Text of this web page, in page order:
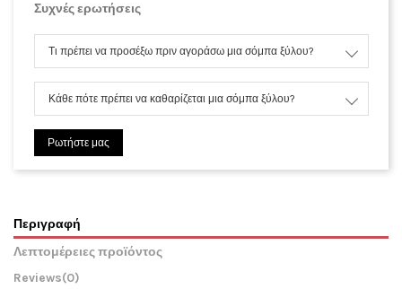
Συχνές ερωτήσεις
Τι πρέπει να προσέξω πριν αγοράσω μια σόμπα ξύλου?
Κάθε πότε πρέπει να καθαρίζεται μια σόμπα ξύλου?
Ρωτήστε μας
Περιγραφή
Λεπτομέρειες προϊόντος
Reviews(0)